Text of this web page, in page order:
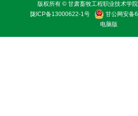
版权所有 © 甘肃畜牧工程职业技术学
陇ICP备13000622-1号
甘公网安备
电脑版